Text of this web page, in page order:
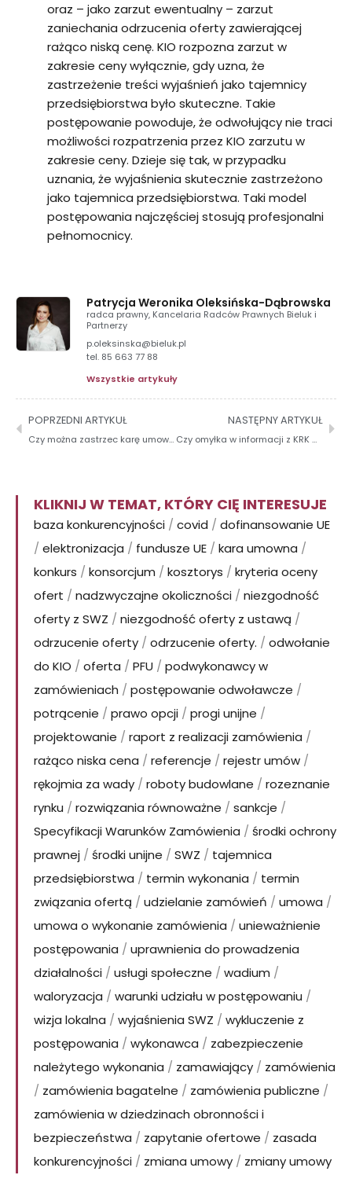
oraz – jako zarzut ewentualny – zarzut
zaniechania odrzucenia oferty zawierającej
rażąco niską cenę. KIO rozpozna zarzut w
zakresie ceny wyłącznie, gdy uzna, że
zastrzeżenie treści wyjaśnień jako tajemnicy
przedsiębiorstwa było skuteczne. Takie
postępowanie powoduje, że odwołujący nie traci
możliwości rozpatrzenia przez KIO zarzutu w
zakresie ceny. Dzieje się tak, w przypadku
uznania, że wyjaśnienia skutecznie zastrzeżono
jako tajemnica przedsiębiorstwa. Taki model
postępowania najczęściej stosują profesjonalni
pełnomocnicy.
Patrycja Weronika Oleksińska-Dąbrowska
radca prawny, Kancelaria Radców Prawnych Bieluk i
Partnerzy
p.oleksinska@bieluk.pl
tel. 85 663 77 88
Wszystkie artykuły
POPRZEDNI ARTYKUŁ
Czy można zastrzec karę umowną za brak zapłaty lub nieterminową zapłatę wynagrodzenia należnego każdemu podwykonawcy czy tylko zgłoszonemu w trybie przepisów pzp?
NASTĘPNY ARTYKUŁ
Czy omyłka w informacji z KRK może doprowadzić do wykluczenia? Wygrana Kancelarii przed KIO
KLIKNIJ W TEMAT, KTÓRY CIĘ INTERESUJE
baza konkurencyjności / covid / dofinansowanie UE
/ elektronizacja / fundusze UE / kara umowna /
konkurs / konsorcjum / kosztorys / kryteria oceny
ofert / nadzwyczajne okoliczności / niezgodność
oferty z SWZ / niezgodność oferty z ustawą /
odrzucenie oferty / odrzucenie oferty. / odwołanie
do KIO / oferta / PFU / podwykonawcy w
zamówieniach / postępowanie odwoławcze /
potrącenie / prawo opcji / progi unijne /
projektowanie / raport z realizacji zamówienia /
rażąco niska cena / referencje / rejestr umów /
rękojmia za wady / roboty budowlane / rozeznanie
rynku / rozwiązania równoważne / sankcje /
Specyfikacji Warunków Zamówienia / środki ochrony
prawnej / środki unijne / SWZ / tajemnica
przedsiębiorstwa / termin wykonania / termin
związania ofertą / udzielanie zamówień / umowa /
umowa o wykonanie zamówienia / unieważnienie
postępowania / uprawnienia do prowadzenia
działalności / usługi społeczne / wadium /
waloryzacja / warunki udziału w postępowaniu /
wizja lokalna / wyjaśnienia SWZ / wykluczenie z
postępowania / wykonawca / zabezpieczenie
należytego wykonania / zamawiający / zamówienia
/ zamówienia bagatelne / zamówienia publiczne /
zamówienia w dziedzinach obronności i
bezpieczeństwa / zapytanie ofertowe / zasada
konkurencyjności / zmiana umowy / zmiany umowy